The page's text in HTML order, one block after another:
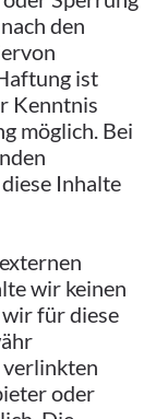
den
ist
Kenntnis
möglich. Bei
Inhalte
wir keinen
für diese
verlinkten
oder